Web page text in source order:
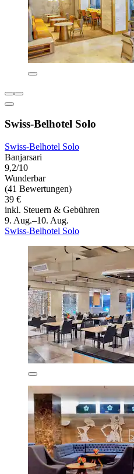
Swiss-Belhotel Solo
Swiss-Belhotel Solo
Banjarsari
9,2/10
Wunderbar
(41 Bewertungen)
39 €
inkl. Steuern & Gebühren
9. Aug.–10. Aug.
Swiss-Belhotel Solo